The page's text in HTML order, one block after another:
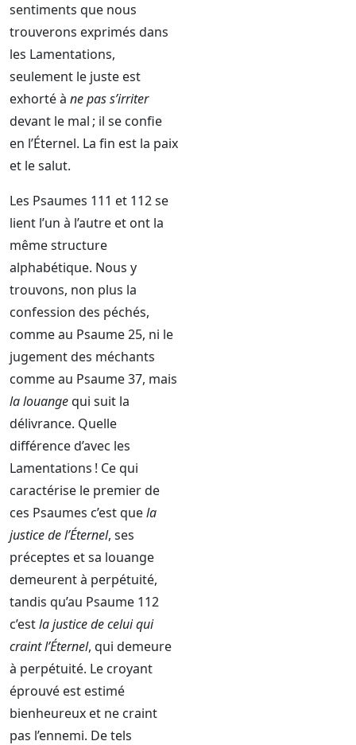
sentiments que nous
trouverons exprimés dans
les Lamentations,
seulement le juste est
exhorté à ne pas s’irriter
devant le mal ; il se confie
en l’Éternel. La fin est la paix
et le salut.
Les Psaumes 111 et 112 se
lient l’un à l’autre et ont la
même structure
alphabétique. Nous y
trouvons, non plus la
confession des péchés,
comme au Psaume 25, ni le
jugement des méchants
comme au Psaume 37, mais
la louangequi suit la
délivrance. Quelle
différence d’avec les
Lamentations ! Ce qui
caractérise le premier de
ces Psaumes c’est quela
justice de l’Éternel, ses
préceptes et sa louange
demeurent à perpétuité,
tandis qu’au Psaume 112
c’estla justice de celui qui
craint l’Éternel, qui demeure
à perpétuité. Le croyant
éprouvé est estimé
bienheureux et ne craint
pas l’ennemi. De tels